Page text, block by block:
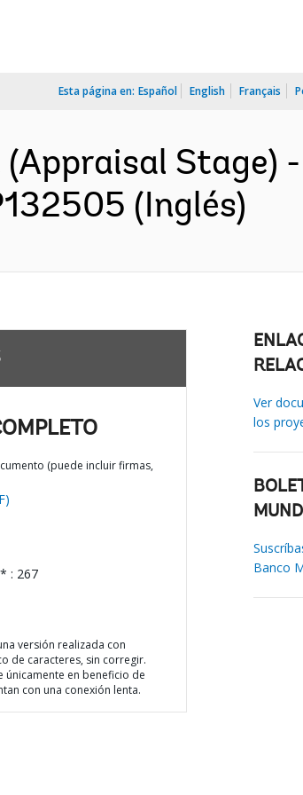
Esta página en: Español English Français
Stage) -
(Inglés)
(puede incluir firmas,
: 267
versión realizada con
de caracteres, sin corregir.
únicamente en beneficio de
con una conexión lenta.
Ver
los
Banco